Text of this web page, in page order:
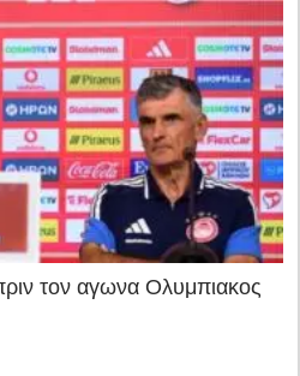
τον αγωνα Ολυμπιακος